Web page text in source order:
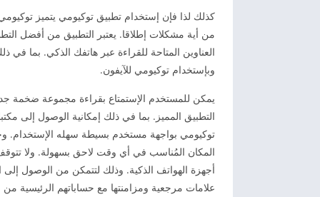
كذلك لذا فإن إستخدام تطبيق توكيومي يتميز
من أية مشكلات إطلاقا. يعتبر التطبيق من أفضل
العناوين المتاحة للقراءة عبر هاتفك الذكي. بما في
وبإستخدام توكيومي للآيفون.
يمكن للمستخدم الإستمتاع بقراءة مجموعة ضخمة
التطبيق المميز. بما في ذلك إمكانية الوصول إلى
توكيومي بواجهة مستخدم بسيطة سهله الإستخدام.
المكان المُناسب في أي وقت لاحق بسهولة. ولا
أجهزة الهواتف الذكية. وذلك لتتمكن من الوصول
علامات مرجعية ومزامنتها مع حساباتهم الرئيسية